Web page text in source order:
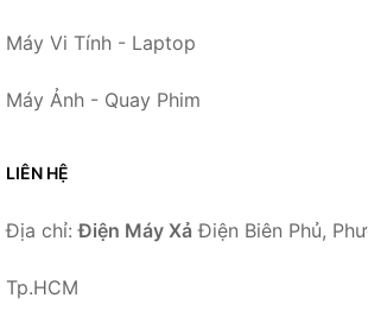
Máy Vi Tính - Laptop
Máy Ảnh - Quay Phim
LIÊN HỆ
Địa chỉ:Điện Máy Xả Điện Biên Phủ,
Tp.HCM